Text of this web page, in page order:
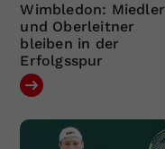
Wimbledon: Miedler
und Oberleitner
bleiben in der
Erfolgsspur